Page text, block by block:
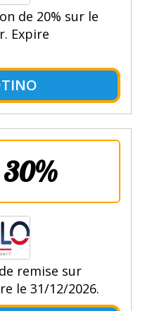
de 20% sur le
Expire
remise sur
le 31/12/2026.